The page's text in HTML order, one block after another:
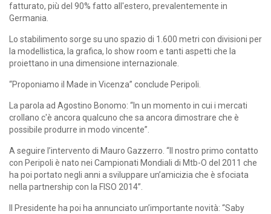
fatturato, più del 90% fatto all'estero, prevalentemente in
Germania.
Lo stabilimento sorge su uno spazio di 1.600 metri con divisioni per
la modellistica, la grafica, lo show room e tanti aspetti che la
proiettano in una dimensione internazionale.
“Proponiamo il Made in Vicenza” conclude Peripoli.
La parola ad Agostino Bonomo: “In un momento in cui i mercati
crollano c'è ancora qualcuno che sa ancora dimostrare che è
possibile produrre in modo vincente”.
A seguire l’intervento di Mauro Gazzerro. “II nostro primo contatto
con Peripoli è nato nei Campionati Mondiali di Mtb-O del 2011 che
ha poi portato negli anni a sviluppare un’amicizia che è sfociata
nella partnership con la FISO 2014”.
Il Presidente ha poi ha annunciato un’importante novità: “Saby